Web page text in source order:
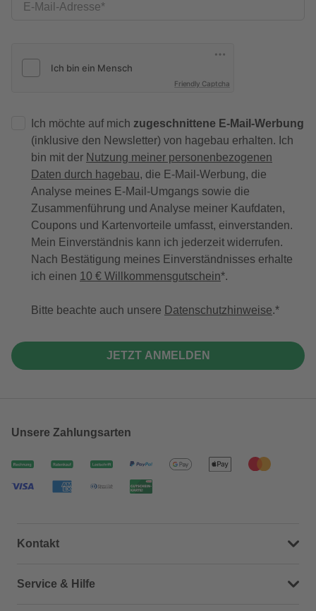
E-Mail-Adresse
Friendly Captcha
Ich möchte auf mich zugeschnittene E-Mail-Werbung
(inklusive den Newsletter) von hagebau erhalten. Ich
bin mit der Nutzung meiner personenbezogenen
Daten durch hagebau, die E-Mail-Werbung, die
Analyse meines E-Mail-Umgangs sowie die
Zusammenführung und Analyse meiner Kaufdaten,
Coupons und Kartenvorteile umfasst, einverstanden.
Mein Einverständnis kann ich jederzeit widerrufen.
Nach Bestätigung meines Einverständnisses erhalte
ich einen 10 € Willkommensgutschein*.
Bitte beachte auch unsere Datenschutzhinweise.
JETZT ANMELDEN
Unsere Zahlungsarten
Kontakt
Dein Kontakt zu uns
Service & Hilfe